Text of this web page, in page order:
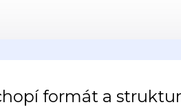
formát a